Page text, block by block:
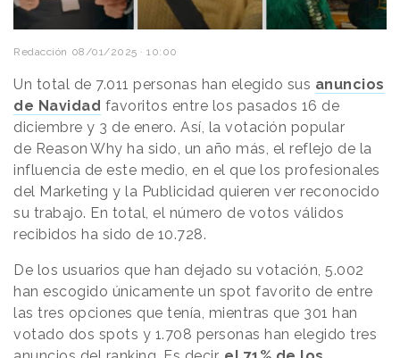
Redacción 08/01/2025 · 10:00
Un total de 7.011 personas han elegido sus anuncios
de Navidad favoritos entre los pasados 16 de
diciembre y 3 de enero. Así, la votación popular
de Reason Why ha sido, un año más, el reflejo de la
influencia de este medio, en el que los profesionales
del Marketing y la Publicidad quieren ver reconocido
su trabajo. En total, el número de votos válidos
recibidos ha sido de 10.728.
De los usuarios que han dejado su votación, 5.002
han escogido únicamente un spot favorito de entre
las tres opciones que tenía, mientras que 301 han
votado dos spots y 1.708 personas han elegido tres